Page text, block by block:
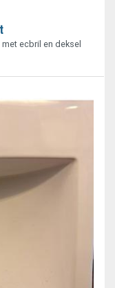
ecbril en deksel